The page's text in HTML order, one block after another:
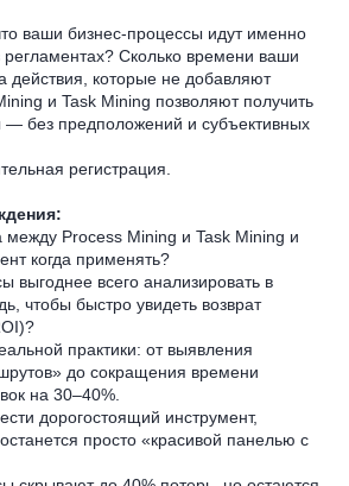
ваши бизнес-процессы идут именно
регламентах? Сколько времени ваши
действия, которые не добавляют
и Task Mining позволяют получить
— без предположений и субъективных
регистрация.
между Process Mining и Task Mining и
когда применять?
выгоднее всего анализировать в
чтобы быстро увидеть возврат
практики: от выявления
до сокращения времени
на 30–40%.
дорогостоящий инструмент,
просто «красивой панелью с